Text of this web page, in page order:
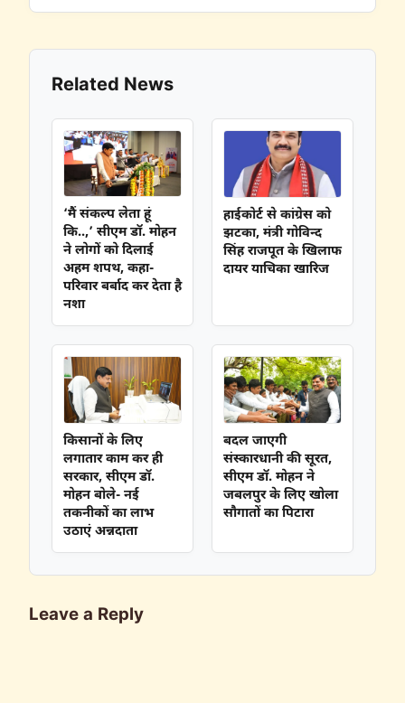
Related News
‘मैं संकल्प लेता हूं
कि..,’ सीएम डॉ. मोहन
ने लोगों को दिलाई
अहम शपथ, कहा-
परिवार बर्बाद कर देता है
नशा
हाईकोर्ट से कांग्रेस को
झटका, मंत्री गोविन्द
सिंह राजपूत के खिलाफ
दायर याचिका खारिज
किसानों के लिए
लगातार काम कर ही
सरकार, सीएम डॉ.
मोहन बोले- नई
तकनीकों का लाभ
उठाएं अन्नदाता
बदल जाएगी
संस्कारधानी की सूरत,
सीएम डॉ. मोहन ने
जबलपुर के लिए खोला
सौगातों का पिटारा
Leave a Reply